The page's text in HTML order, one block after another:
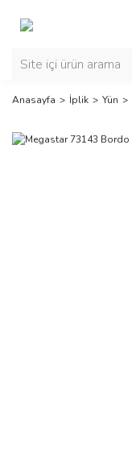
Anasayfa İplik Yün